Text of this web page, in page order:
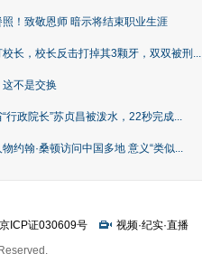
！致敬恩师 暗示将结束职业生涯
长，校长反击打掉其3颗牙，双双被刑...
不是交换
行政院长”苏贞昌被泼水，22秒完成...
约翰·桑顿访问中国多地 意义“类似...
京ICP证030609号 视频·纪实·直播